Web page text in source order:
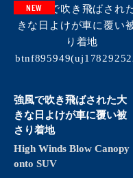
NEW
強風で吹き飛ばされた大
きな日よけが車に覆い被
さり着地
High Winds Blow Canopy
onto SUV